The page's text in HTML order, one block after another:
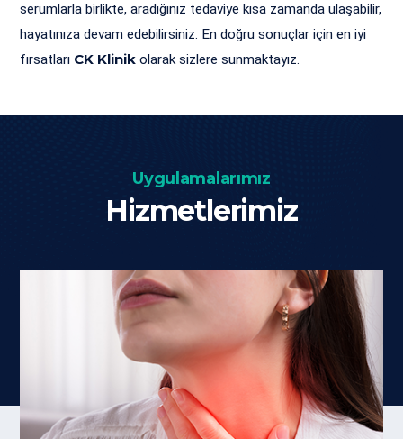
serumlarla birlikte, aradığınız tedaviye kısa zamanda ulaşabilir,
hayatınıza devam edebilirsiniz. En doğru sonuçlar için en iyi
fırsatlarıCK Klinikolarak sizlere sunmaktayız.
Uygulamalarımız
Hizmetlerimiz